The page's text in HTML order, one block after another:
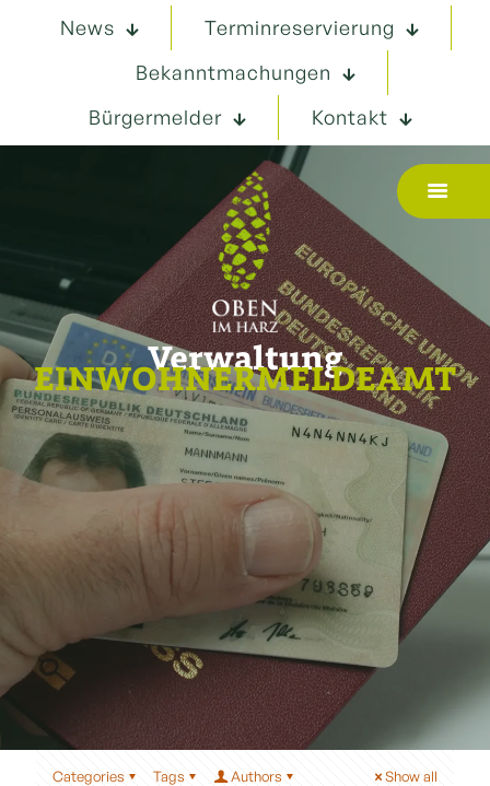
News
Terminreservierung
Bekanntmachungen
Bürgermelder
Kontakt
Verwaltung
EINWOHNERMELDEAMT
Categories Tags Authors Show all